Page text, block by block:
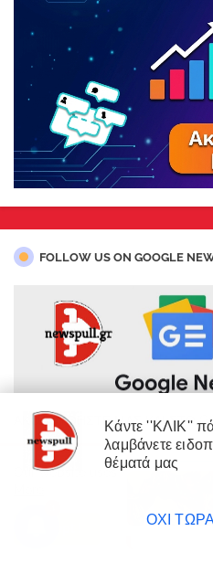
FOLLOW US ON GOOGLE
ΑΚΟΛΟYΘΗΣΤΕ ΜΑΣ ΚΑΙ ΣΤΟ
Our website uses cookies to
Κάντε ''ΚΛΙΚ''
λαμβάνετε
θέματά μας
ΟΧΙ